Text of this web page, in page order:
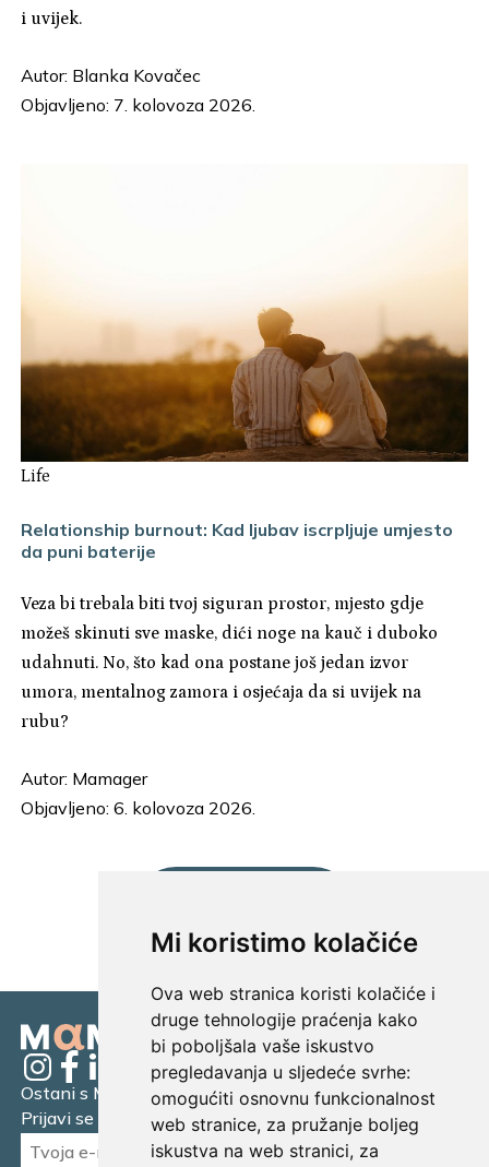
Mi koristimo kolačiće
Ova web stranica koristi kolačiće i
druge tehnologije praćenja kako
bi poboljšala vaše iskustvo
pregledavanja u sljedeće svrhe:
omogućiti osnovnu funkcionalnost
web stranice, za pružanje boljeg
iskustva na web stranici, za
i uvijek.
Autor: Blanka Kovačec
Objavljeno: 7. kolovoza 2026.
Life
Relationship burnout: Kad ljubav iscrpljuje umjesto
da puni baterije
Veza bi trebala biti tvoj siguran prostor, mjesto gdje
možeš skinuti sve maske, dići noge na kauč i duboko
udahnuti. No, što kad ona postane još jedan izvor
umora, mentalnog zamora i osjećaja da si uvijek na
rubu?
Autor: Mamager
Objavljeno: 6. kolovoza 2026.
Ostani s Mamagerom
Prijavi se na naš newsletter.